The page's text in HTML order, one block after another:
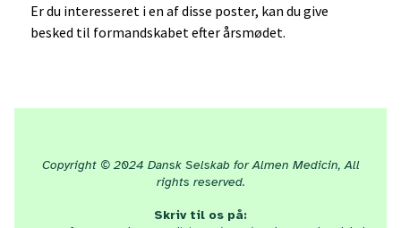
Er du interesseret i en af disse poster, kan du give
besked til formandskabet efter årsmødet.
Copyright © 2024 Dansk Selskab for Almen Medicin, All
rights reserved.
Skriv til os på: